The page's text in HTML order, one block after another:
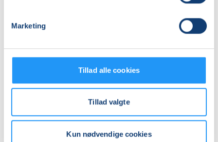
Marketing
Tillad alle cookies
Tillad valgte
Kun nødvendige cookies
Amager Hospital, Hans Bogbinders Alle 3, indgang 17,
2300, København S(Sankt Elisabeth Terapibassin)
Se på kort
Praktiske oplysninger